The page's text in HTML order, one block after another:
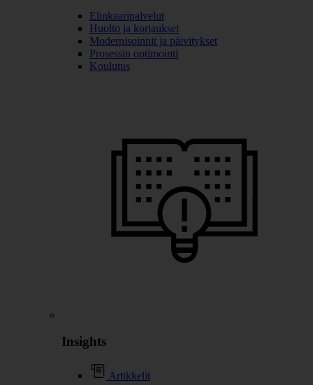
Elinkaaripalvelut
Huolto ja korjaukset
Modernisoinnit ja päivitykset
Prosessin optimointi
Koulutus
Insights
Artikkelit